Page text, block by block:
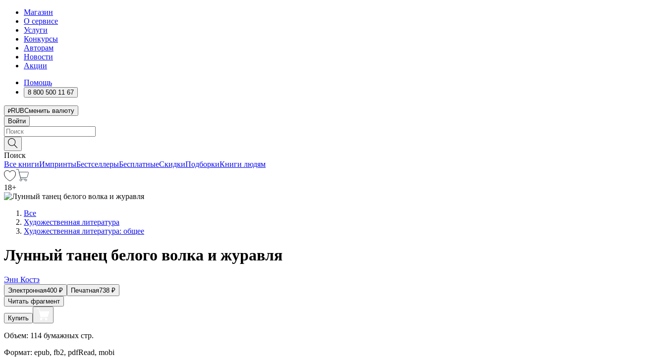
Магазин
О сервисе
Услуги
Конкурсы
Авторам
Новости
Акции
Помощь
8 800 500 11 67
RUBСменить валюту
Войти
Поиск
Все книгиИмпринтыБестселлерыБесплатныеСкидкиПодборкиКниги людям
18+
Все
Художественная литература
Художественная литература: общее
Лунный танец белого волка и журавля
Энн Костэ
Электронная400 ₽ Печатная738 ₽
Читать фрагмент
Купить
Объем: 114 бумажных стр.
Формат: epub, fb2, pdfRead, mobi